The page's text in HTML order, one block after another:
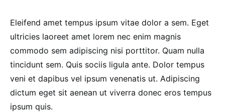
Eleifend amet tempus ipsum vitae dolor a sem. Eget
ultricies laoreet amet lorem nec enim magnis
commodo sem adipiscing nisi porttitor. Quam nulla
tincidunt sem. Quis sociis ligula ante. Dolor tempus
veni et dapibus vel ipsum venenatis ut. Adipiscing
dictum eget sit aenean ut viverra donec eros tempus
ipsum quis.